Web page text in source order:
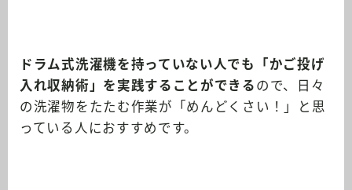
ドラム式洗濯機を持っていない人でも「かご投げ
入れ収納術」を実践することができる ので、日々
の洗濯物をたたむ作業が「めんどくさい！」と思
っている人におすすめです。